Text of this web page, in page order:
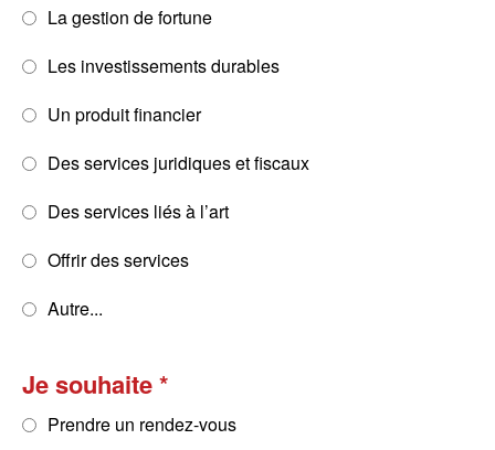
La gestion de fortune
Les investissements durables
Un produit financier
Des services juridiques et fiscaux
Des services liés à l’art
Offrir des services
Autre...
Je souhaite
Prendre un rendez-vous